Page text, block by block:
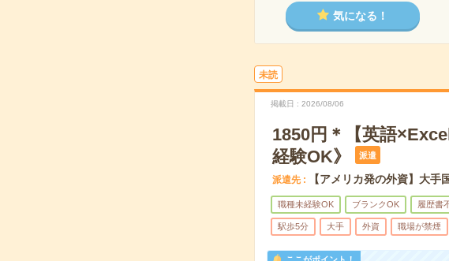
気になる！
未読
掲載日 2026/08/06
1850円＊【英語
経験OK》
派遣
派遣先 【アメリカ発の外資】大手
職種未経験OK ブランクOK 履歴書
駅歩5分 大手 外資 職場が禁煙